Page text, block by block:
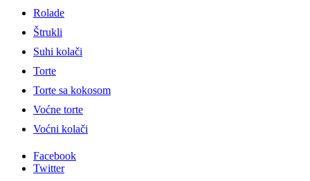
Rolade
Štrukli
Suhi kolači
Torte
Torte sa kokosom
Voćne torte
Voćni kolači
Facebook
Twitter